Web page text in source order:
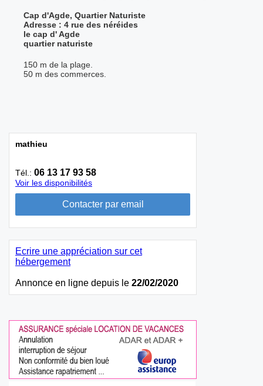
Cap d'Agde, Quartier Naturiste
Adresse : 4 rue des néréides
le cap d' Agde
quartier naturiste
150 m de la plage.
50 m des commerces.
mathieu
Tél.: 06 13 17 93 58
Voir les disponibilités
Ecrire une appréciation sur cet
hébergement
Annonce en ligne depuis le 22/02/2020